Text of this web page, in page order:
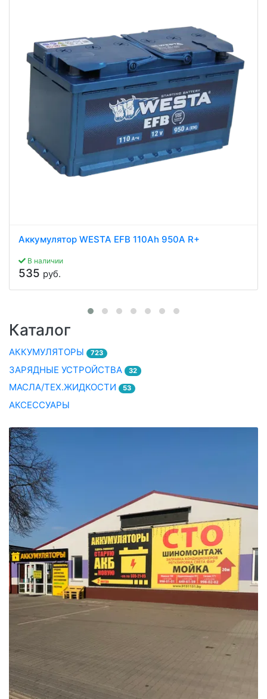
Аккумулятор WESTA EFB 110Ah 950A R+
В наличии
535 руб.
Каталог
АККУМУЛЯТОРЫ 723
ЗАРЯДНЫЕ УСТРОЙСТВА 32
МАСЛА/ТЕХ.ЖИДКОСТИ 53
АКСЕССУАРЫ